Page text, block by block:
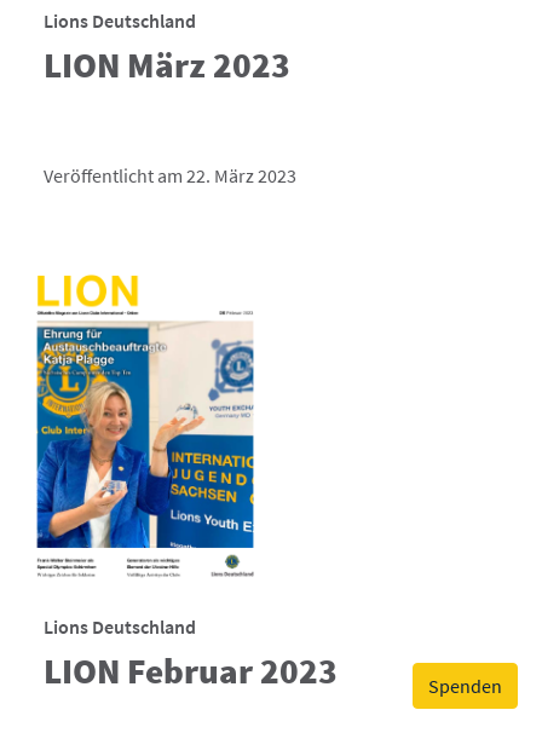
Spenden
Lions Deutschland
LION März 2023
Veröffentlicht am 22. März 2023
Lions Deutschland
LION Februar 2023